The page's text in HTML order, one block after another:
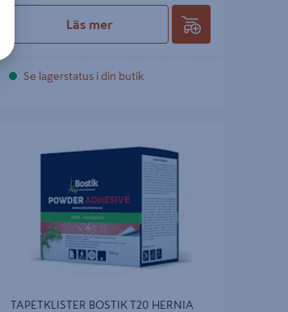
Läs mer
Se lagerstatus i din butik
TAPETKLISTER BOSTIK T20 HERNIA